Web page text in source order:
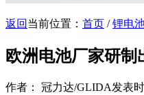
返回 当前位置： 首页 /锂电
欧洲电池厂家研
作者： 冠力达/GLIDA发表